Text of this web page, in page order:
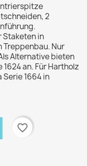
2
Staketen in
Treppenbau. Nur
Alternative bieten
an. Für Hartholz
Serie 1664 in
favorite_border